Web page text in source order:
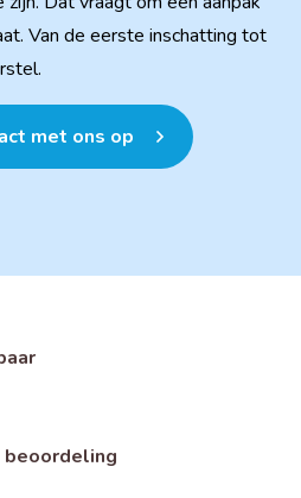
Van de eerste inschatting tot
met ons op
beoordeling